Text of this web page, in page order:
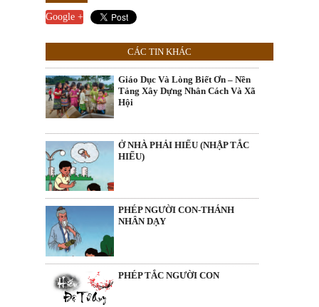
Google +
CÁC TIN KHÁC
Giáo Dục Và Lòng Biết Ơn – Nền
Tảng Xây Dựng Nhân Cách Và Xã
Hội
Ở NHÀ PHẢI HIẾU (NHẬP TẮC
HIẾU)
PHÉP NGƯỜI CON-THÁNH
NHÂN DẠY
PHÉP TẮC NGƯỜI CON